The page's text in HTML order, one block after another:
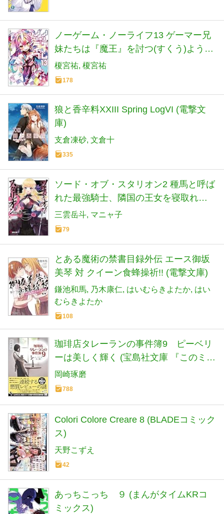
ノーゲーム・ノーライフ13 ゲーマー兄
妹たちは『魔王』を討つ(すくう)ようで
す (MF文庫J)
榎宮祐 榎宮祐
178
狼と香辛料XXIII Spring LogVI (電撃文
庫)
支倉凍砂 文倉十
335
ソード・オブ・スタリオン2 種馬と呼ば
れた最強騎士、隣国の王女を寝取れと
命じられる (電撃文庫)
三雲岳斗 マニャ子
79
とある魔術の禁書目録外伝 エース御坂
美琴 対 クイーン食蜂操祈!! (電撃文庫)
鎌池和馬 乃木康仁 はいむらきよたか はい
むらきよたか
108
珈琲店タレーランの事件簿9 ピーベリ
ーは美しく輝く (宝島社文庫 『このミ
ス』大賞シリーズ)
岡崎琢磨
788
Colori Colore Creare 8 (BLADEコミック
ス)
天野こずえ
42
あっちこっち ９ (まんがタイムKRコ
ミックス)